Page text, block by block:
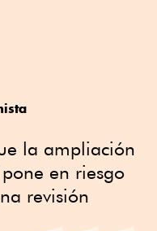
la ampliación
en riesgo
revisión